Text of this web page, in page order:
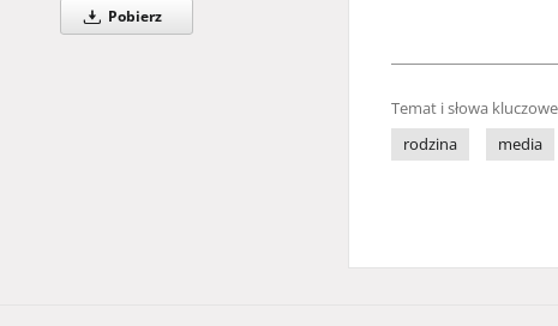
Pobierz
Temat i słowa
rodzina
media